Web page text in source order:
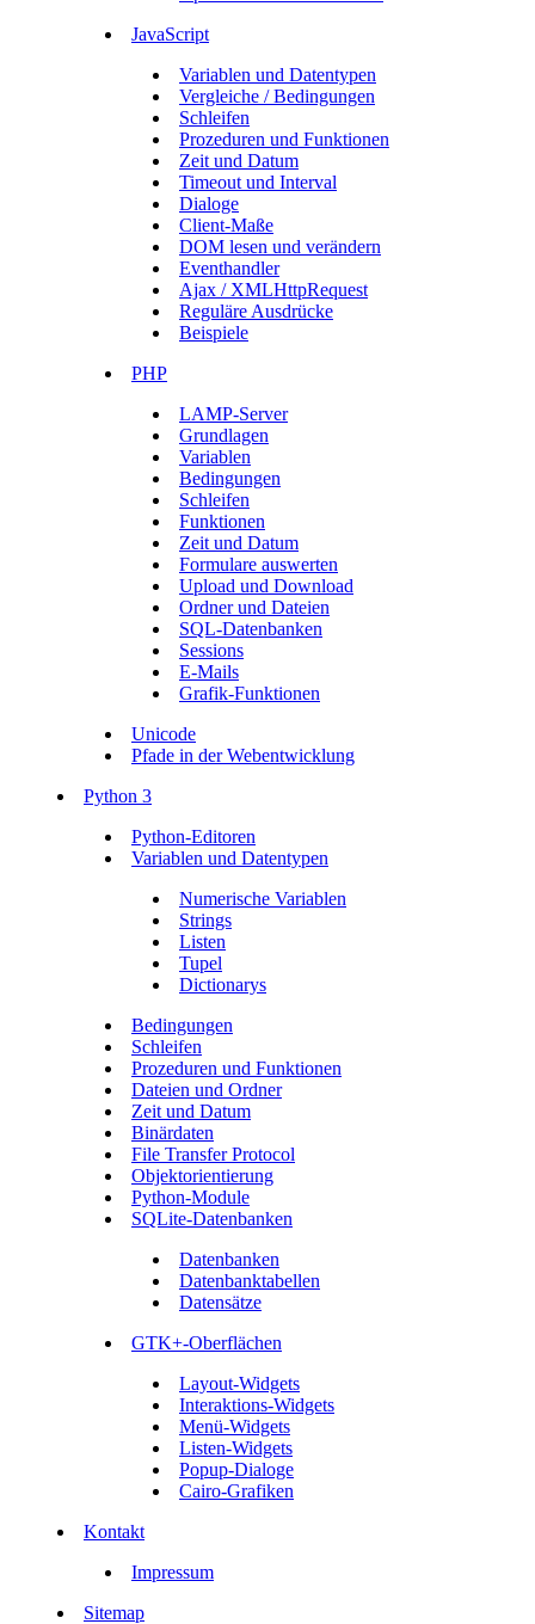
JavaScript
Variablen und Datentypen
Vergleiche / Bedingungen
Schleifen
Prozeduren und Funktionen
Zeit und Datum
Timeout und Interval
Dialoge
Client-Maße
DOM lesen und verändern
Eventhandler
Ajax / XMLHttpRequest
Reguläre Ausdrücke
Beispiele
PHP
LAMP-Server
Grundlagen
Variablen
Bedingungen
Schleifen
Funktionen
Zeit und Datum
Formulare auswerten
Upload und Download
Ordner und Dateien
SQL-Datenbanken
Sessions
E-Mails
Grafik-Funktionen
Unicode
Pfade in der Webentwicklung
Python 3
Python-Editoren
Variablen und Datentypen
Numerische Variablen
Strings
Listen
Tupel
Dictionarys
Bedingungen
Schleifen
Prozeduren und Funktionen
Dateien und Ordner
Zeit und Datum
Binärdaten
File Transfer Protocol
Objektorientierung
Python-Module
SQLite-Datenbanken
Datenbanken
Datenbanktabellen
Datensätze
GTK+-Oberflächen
Layout-Widgets
Interaktions-Widgets
Menü-Widgets
Listen-Widgets
Popup-Dialoge
Cairo-Grafiken
Kontakt
Impressum
Sitemap